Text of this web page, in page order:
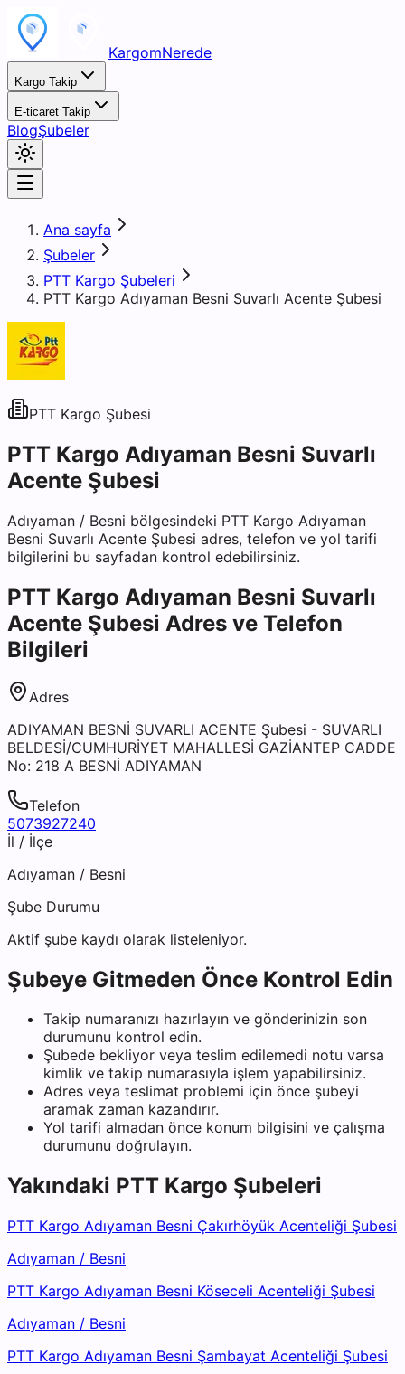
KargomNerede
Kargo Takip
E-ticaret Takip
BlogŞubeler
Ana sayfa
Şubeler
PTT Kargo Şubeleri
PTT Kargo Adıyaman Besni Suvarlı Acente Şubesi
PTT Kargo Şubesi
PTT Kargo Adıyaman Besni Suvarlı
Acente Şubesi
Adıyaman / Besni bölgesindeki PTT Kargo Adıyaman
Besni Suvarlı Acente Şubesi adres, telefon ve yol tarifi
bilgilerini bu sayfadan kontrol edebilirsiniz.
PTT Kargo Adıyaman Besni Suvarlı
Acente Şubesi Adres ve Telefon
Bilgileri
Adres
ADIYAMAN BESNİ SUVARLI ACENTE Şubesi - SUVARLI
BELDESİ/CUMHURİYET MAHALLESİ GAZİANTEP CADDE
No: 218 A BESNİ ADIYAMAN
Telefon
5073927240
İl / İlçe
Adıyaman / Besni
Şube Durumu
Aktif şube kaydı olarak listeleniyor.
Şubeye Gitmeden Önce Kontrol Edin
Takip numaranızı hazırlayın ve gönderinizin son
durumunu kontrol edin.
Şubede bekliyor veya teslim edilemedi notu varsa
kimlik ve takip numarasıyla işlem yapabilirsiniz.
Adres veya teslimat problemi için önce şubeyi
aramak zaman kazandırır.
Yol tarifi almadan önce konum bilgisini ve çalışma
durumunu doğrulayın.
Yakındaki PTT Kargo Şubeleri
PTT Kargo Adıyaman Besni Çakırhöyük Acenteliği Şubesi
Adıyaman / Besni
PTT Kargo Adıyaman Besni Köseceli Acenteliği Şubesi
Adıyaman / Besni
PTT Kargo Adıyaman Besni Şambayat Acenteliği Şubesi